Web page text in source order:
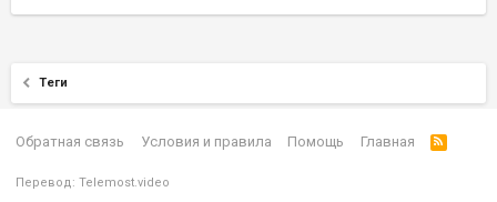
Теги
Обратная связь Условия и правила Помощь Главная
Перевод: Telemost.video